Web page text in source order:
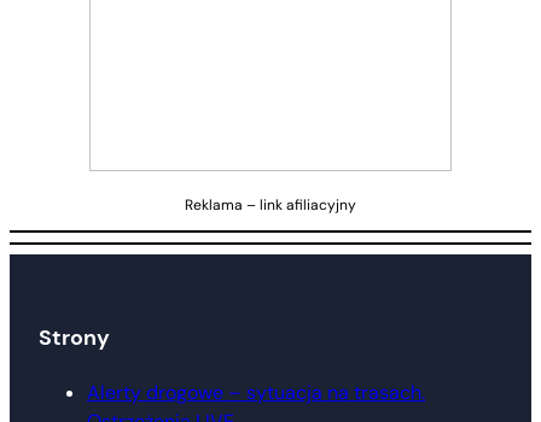
Reklama – link afiliacyjny
Strony
Alerty drogowe – sytuacja na trasach.